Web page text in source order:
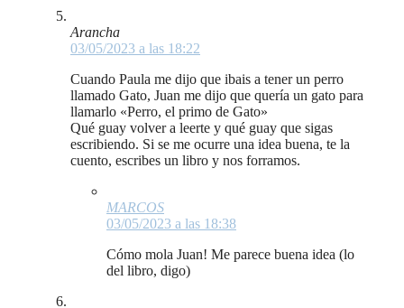
Arancha
03/05/2023 a las 18:22
Cuando Paula me dijo que ibais a tener un perro
llamado Gato, Juan me dijo que quería un gato para
llamarlo «Perro, el primo de Gato»
Qué guay volver a leerte y qué guay que sigas
escribiendo. Si se me ocurre una idea buena, te la
cuento, escribes un libro y nos forramos.
MARCOS
03/05/2023 a las 18:38
Cómo mola Juan! Me parece buena idea (lo
del libro, digo)